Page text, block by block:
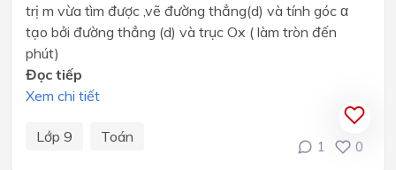
trị m vừa tìm được ,vẽ đường thẳng(d) và tính góc α
tạo bởi đường thẳng (d) và trục Ox ( làm tròn đến
phút)
Đọc tiếp
Xem chi tiết
Lớp 9 Toán
1 0